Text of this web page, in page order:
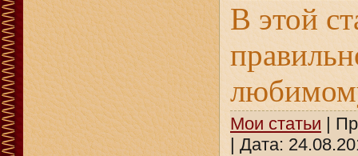
В этой
Мои статьи |
| Дата: